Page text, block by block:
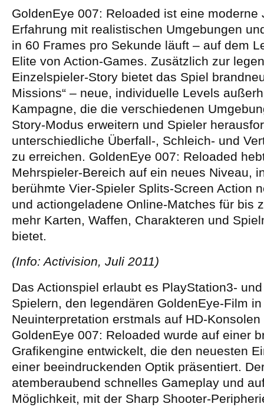
GoldenEye 007: Reloaded ist eine moderne
Erfahrung mit realistischen Umgebungen
in 60 Frames pro Sekunde läuft – auf dem
Elite von Action-Games. Zusätzlich zur
Einzelspieler-Story bietet das Spiel
Missions“ – neue, individuelle Levels
Kampagne, die die verschiedenen
Story-Modus erweitern und Spieler
unterschiedliche Überfall-, Schleich- und
zu erreichen. GoldenEye 007: Reloaded
Mehrspieler-Bereich auf ein neues Niveau,
berühmte Vier-Spieler Splits-Screen Action
und actiongeladene Online-Matches für bis
mehr Karten, Waffen, Charakteren und
bietet.
(Info: Activision, Juli 2011)
Das Actionspiel erlaubt es PlayStation3-
Spielern, den legendären GoldenEye-Film
Neuinterpretation erstmals auf HD-
GoldenEye 007: Reloaded wurde auf einer
Grafikengine entwickelt, die den neuesten
einer beeindruckenden Optik präsentiert.
atemberaubend schnelles Gameplay und
Möglichkeit, mit der Sharp Shooter-